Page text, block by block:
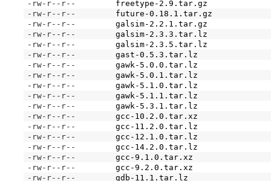
-rw-r--r--
freetype-2.9.tar.gz
-rw-r--r--
future-0.18.1.tar.gz
-rw-r--r--
galsim-2.2.1.tar.gz
-rw-r--r--
galsim-2.3.3.tar.lz
-rw-r--r--
galsim-2.3.5.tar.lz
-rw-r--r--
gast-0.5.3.tar.lz
-rw-r--r--
gawk-5.0.0.tar.lz
-rw-r--r--
gawk-5.0.1.tar.lz
-rw-r--r--
gawk-5.1.0.tar.lz
-rw-r--r--
gawk-5.1.1.tar.lz
-rw-r--r--
gawk-5.3.1.tar.lz
-rw-r--r--
gcc-10.2.0.tar.xz
-rw-r--r--
gcc-11.2.0.tar.lz
-rw-r--r--
gcc-12.1.0.tar.lz
-rw-r--r--
gcc-14.2.0.tar.lz
-rw-r--r--
gcc-9.1.0.tar.xz
-rw-r--r--
gcc-9.2.0.tar.xz
-rw-r--r--
gdb-11.1.tar.lz